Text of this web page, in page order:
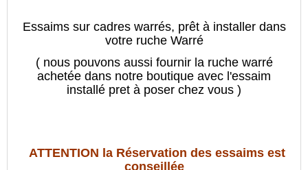
Essaims sur cadres warrés, prêt à installer dans
votre ruche Warré
( nous pouvons aussi fournir la ruche warré
achetée dans notre boutique avec l'essaim
installé pret à poser chez vous )
ATTENTION la Réservation des essaims est
conseillée